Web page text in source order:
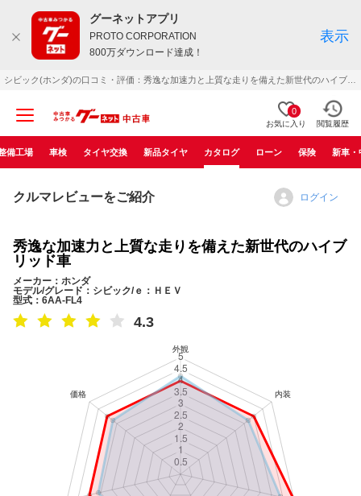
グーネットアプリ
PROTO CORPORATION
800万ダウンロード達成！
表示
0
お気に入り 閲覧履歴
備工場 車検 タイヤ交換 新品タイヤ カタログ ローン 保険 新車・
クルマレビューをご紹介 ログイン
秀逸な加速力と上質な走りを備えた新世代のハイブ
リッド車
メーカー：ホンダ
モデル/グレード：シビック/ｅ：ＨＥＶ
型式：6AA-FL4
4.3